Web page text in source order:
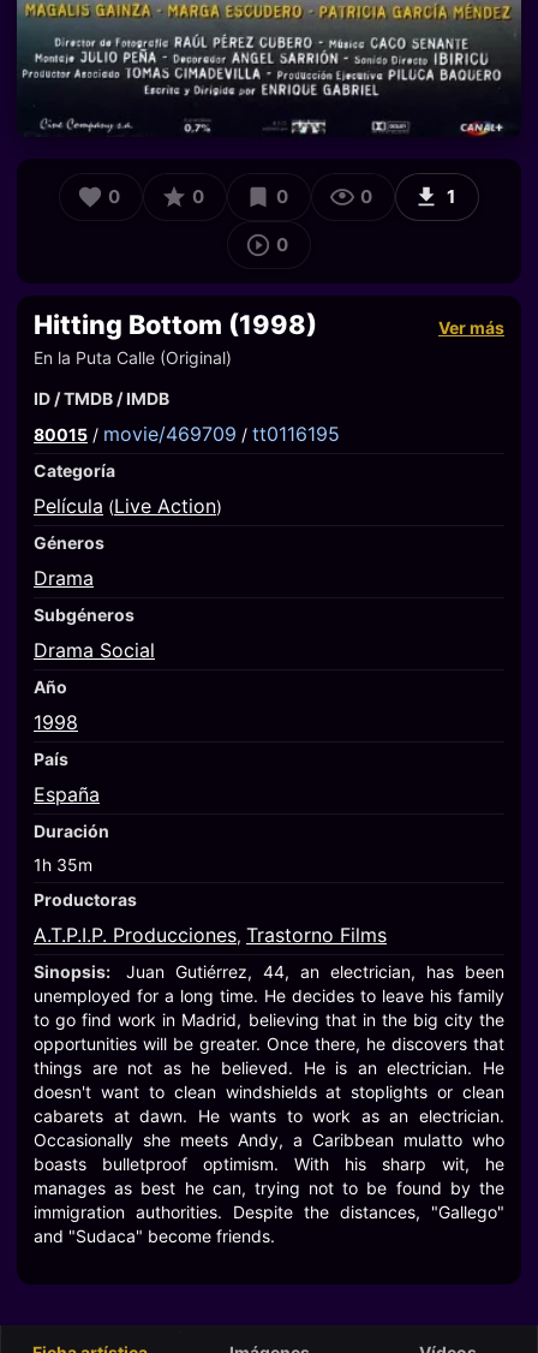
0 0 0 0 1
0
Hitting Bottom (1998)
Ver más
En la Puta Calle (Original)
ID / TMDB / IMDB
80015 / movie/469709 / tt0116195
Categoría
Película (Live Action)
Géneros
Drama
Subgéneros
Drama Social
Año
1998
País
España
Duración
1h 35m
Productoras
A.T.P.I.P. Producciones, Trastorno Films
Sinopsis:
Juan Gutiérrez, 44, an electrician, has been
unemployed for a long time. He decides to leave his family
to go find work in Madrid, believing that in the big city the
opportunities will be greater. Once there, he discovers that
things are not as he believed. He is an electrician. He
doesn't want to clean windshields at stoplights or clean
cabarets at dawn. He wants to work as an electrician.
Occasionally she meets Andy, a Caribbean mulatto who
boasts bulletproof optimism. With his sharp wit, he
manages as best he can, trying not to be found by the
immigration authorities. Despite the distances, "Gallego"
and "Sudaca" become friends.